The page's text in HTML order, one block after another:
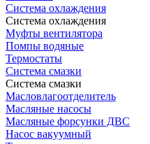
Система охлаждения
Система охлаждения
Муфты вентилятора
Помпы водяные
Термостаты
Система смазки
Система смазки
Масловлагоотделитель
Масляные насосы
Масляные форсунки ДВС
Насос вакуумный